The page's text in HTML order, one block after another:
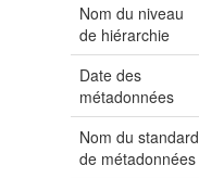
Nom du niveau
de hiérarchie
Date des
métadonnées
Nom du standard
de métadonnées